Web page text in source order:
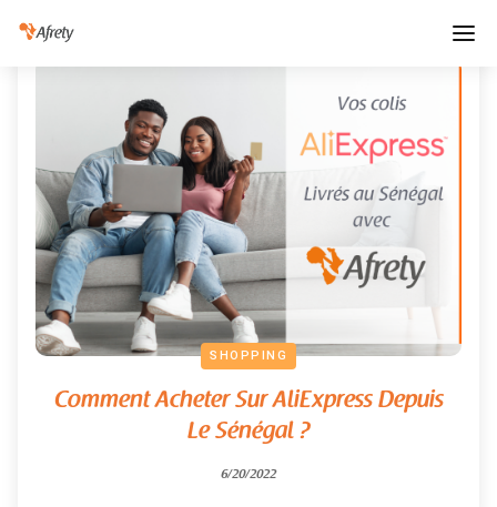
SHOPPING
Comment Acheter Sur AliExpress Depuis
Le Sénégal ?
6/20/2022